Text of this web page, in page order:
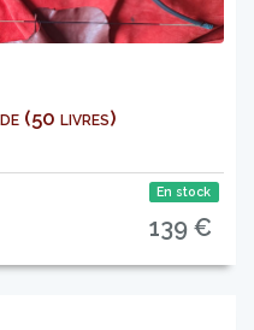
(50 livres)
En stock
139 €